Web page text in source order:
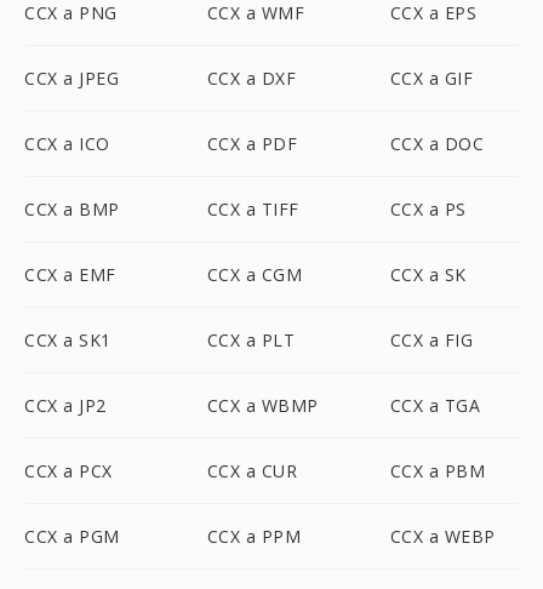
CCX a PNG CCX a WMF CCX a EPS
CCX a JPEG CCX a DXF CCX a GIF
CCX a ICO CCX a PDF CCX a DOC
CCX a BMP CCX a TIFF CCX a PS
CCX a EMF CCX a CGM CCX a SK
CCX a SK1 CCX a PLT CCX a FIG
CCX a JP2 CCX a WBMP CCX a TGA
CCX a PCX CCX a CUR CCX a PBM
CCX a PGM CCX a PPM CCX a WEBP